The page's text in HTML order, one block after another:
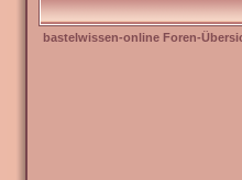
bastelwissen-online Foren-